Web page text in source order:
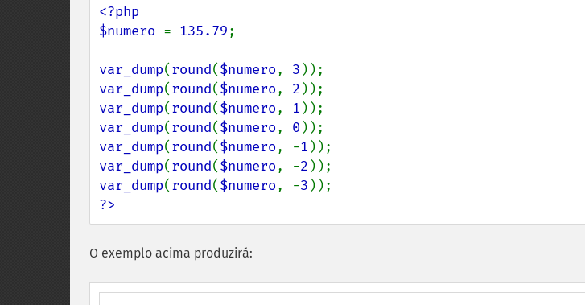
<?php
$numero = 135.79;
var_dump(round($numero, 3
var_dump(round($numero, 2
var_dump(round($numero, 1
var_dump(round($numero, 0
var_dump(round($numero, -1
var_dump(round($numero, -2
var_dump(round($numero, -3
?>
O exemplo acima produzirá: